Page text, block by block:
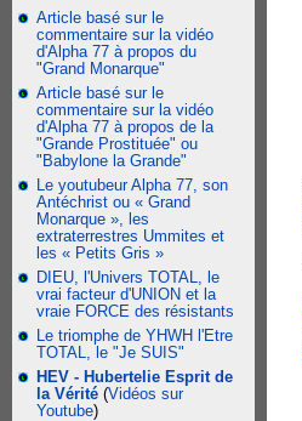
Article basé sur le
commentaire sur la vidéo
d'Alpha 77 à propos du
"Grand Monarque"
Article basé sur le
commentaire sur la vidéo
d'Alpha 77 à propos de la
"Grande Prostituée" ou
"Babylone la Grande"
Le youtubeur Alpha 77, son
Antéchrist ou « Grand
Monarque », les
extraterrestres Ummites et
les « Petits Gris »
DIEU, l'Univers TOTAL, le
vrai facteur d'UNION et la
vraie FORCE des résistants
Le triomphe de YHWH l'Etre
TOTAL, le "Je SUIS"
HEV - Hubertelie Esprit de
la Vérité (Vidéos sur
Youtube)